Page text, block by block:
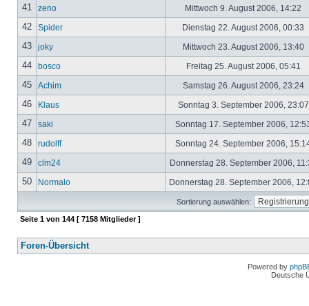
41 zeno Mittwoch 9. August 2006, 14:22
42 Spider Dienstag 22. August 2006, 00:33
43 joky Mittwoch 23. August 2006, 13:40
44 bosco Freitag 25. August 2006, 05:41
45 Achim Samstag 26. August 2006, 23:24
46 Klaus Sonntag 3. September 2006,
47 saki Sonntag 17. September 2006,
48 rudolff Sonntag 24. September 2006,
49 clm24 Donnerstag 28. September 2006,
50 Normalo Donnerstag 28. September 2006,
Sortierung auswählen:
Seite 1 von 144 [ 7158 Mitglieder ]
Foren-Übersicht
Powered by
Deutsche